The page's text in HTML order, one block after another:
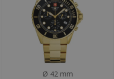
Ø 42 mm